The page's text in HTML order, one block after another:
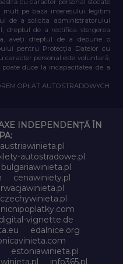
pe baza interesului legitim
de a solicita administratorului
dreptul de a rectifica ștergerea
aveți dreptul de a depune o
pentru Protecția Datelor cu
caracter personal este voluntară,
duce la incapacitatea de a
OPŁAT AUTOSTRADOWYCH
INDEPENDENȚĂ ÎN
austriawinieta.pl
autostradowe.pl
bulgariawinieta.pl
cenawiniety.pl
czechywinieta.pl
digital-vignette.de
edalnice.org
estoniawinieta.pl
info365.pl